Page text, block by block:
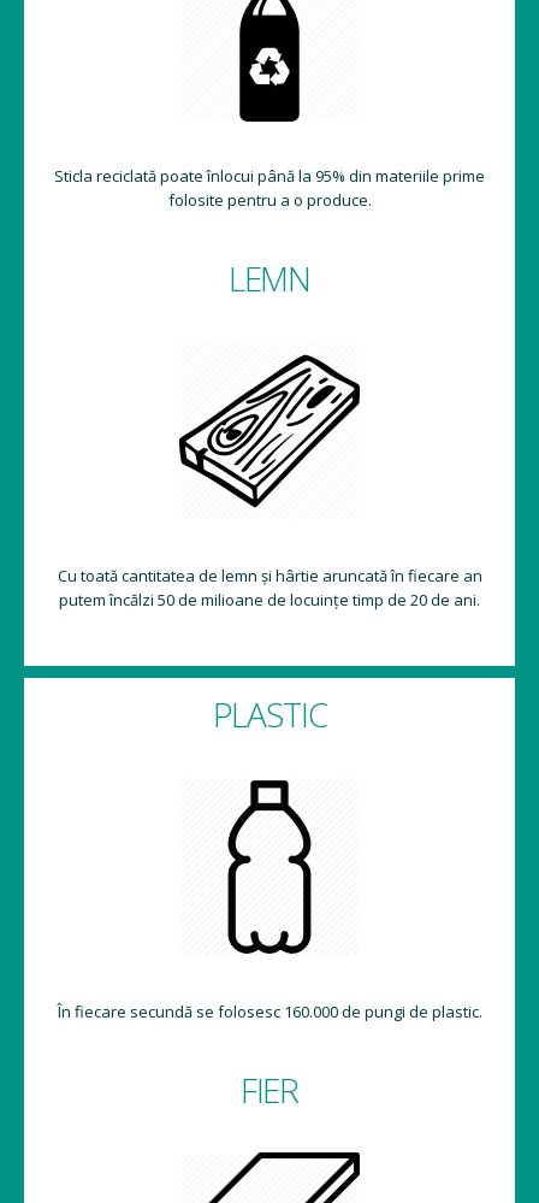
Sticla reciclată poate înlocui până la 95% din materiile prime
folosite pentru a o produce.
LEMN
Cu toată cantitatea de lemn și hârtie aruncată în fiecare an
putem încălzi 50 de milioane de locuințe timp de 20 de ani.
PLASTIC
În fiecare secundă se folosesc 160.000 de pungi de plastic.
FIER